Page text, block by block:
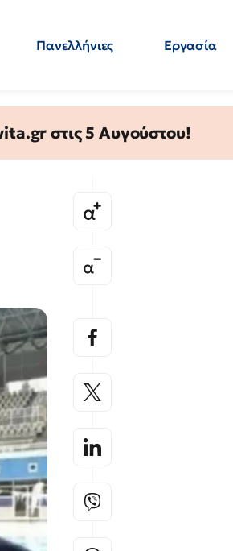
Πανελλήνιες Εργασία
στις 5 Αυγούστου!